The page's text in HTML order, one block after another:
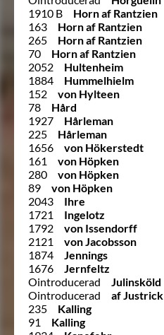
1910 B
Horn af Rantzien
163
Horn af Rantzien
265
Horn af Rantzien
70
Horn af Rantzien
2052
Hultenheim
1884
Hummelhielm
152
von Hylteen
78
Hård
1927
Hårleman
225
Hårleman
1656
von Hökerstedt
161
von Höpken
280
von Höpken
89
von Höpken
2043
Ihre
1721
Ingelotz
1792
von Issendorff
2121
von Jacobsson
1874
Jennings
1676
Jernfeltz
Ointroducerad
Julinsköld
Ointroducerad
af Justrick
235
Kalling
91
Kalling